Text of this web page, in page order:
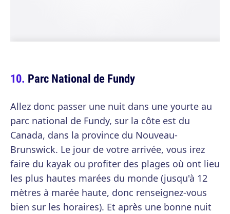
Parc National de Fundy
Allez donc passer une nuit dans une yourte au
parc national de Fundy, sur la côte est du
Canada, dans la province du Nouveau-
Brunswick. Le jour de votre arrivée, vous irez
faire du kayak ou profiter des plages où ont lieu
les plus hautes marées du monde (jusqu'à 12
mètres à marée haute, donc renseignez-vous
bien sur les horaires). Et après une bonne nuit